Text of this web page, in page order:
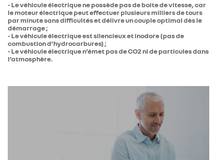
- Le véhicule électrique ne possède pas de boite de vitesse, car
le moteur électrique peut effectuer plusieurs milliers de tours
par minute sans difficultés et délivre un couple optimal dès le
démarrage ;
- Le véhicule électrique est silencieux et inodore (pas de
combustion d’hydrocarbures) ;
- Le véhicule électrique n’émet pas de CO2 ni de particules dans
l’atmosphère.